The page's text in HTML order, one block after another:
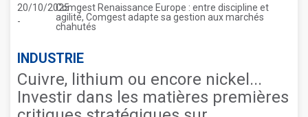
20/10/2025
-
Comgest Renaissance Europe : entre discipline et
agilité, Comgest adapte sa gestion aux marchés
chahutés
INDUSTRIE
Cuivre, lithium ou encore nickel...
Investir dans les matières premières